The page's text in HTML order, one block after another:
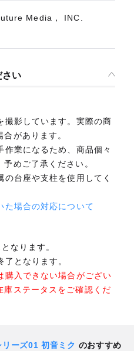
Media， INC.
さい
撮影しています。実際の商
があります。
業になるため、商品個々
めご了承ください。
台座や支柱を使用してく
た場合の対応について
なります。
となります。
購入できない場合がござい
庫ステータスをご確認くだ
ーズ01 初音ミク のおすすめ